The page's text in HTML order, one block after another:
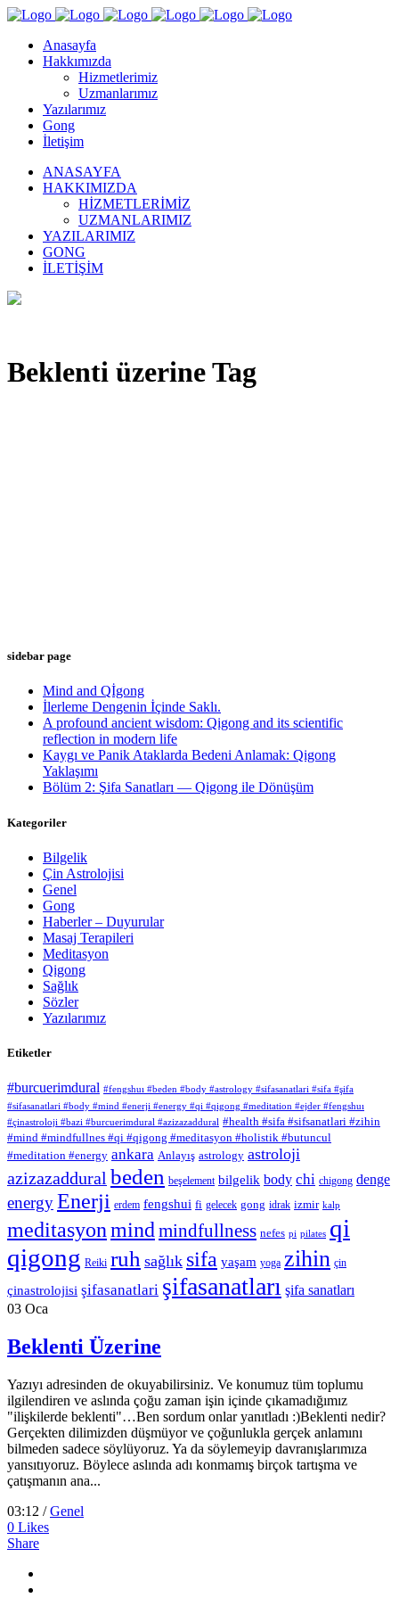
Anasayfa
Hakkımızda
Hizmetlerimiz
Uzmanlarımız
Yazılarımız
Gong
İletişim
ANASAYFA
HAKKIMIZDA
HIZMETLERIMIZ
UZMANLARIMIZ
YAZILARIMIZ
GONG
İLETIŞIM
Beklenti üzerine Tag
sidebar page
Mind and Qİgong
İlerleme Dengenin İçinde Saklı.
A profound ancient wisdom: Qigong and its scientific
reflection in modern life
Kaygı ve Panik Ataklarda Bedeni Anlamak: Qigong
Yaklaşımı
Bölüm 2: Şifa Sanatları — Qigong ile Dönüşüm
Kategoriler
Bilgelik
Çin Astrolojisi
Genel
Gong
Haberler – Duyurular
Masaj Terapileri
Meditasyon
Qigong
Sağlık
Sözler
Yazılarımız
Etiketler
#burcuerimdural #fengshuı #beden #body #astrology #sifasanatlari #sifa #şifa
#sifasanatlari #body #mind #enerji #energy #qi #qigong #meditation #ejder #fengshuı
#çinastroloji #bazi #burcuerimdural #azizazaddural #health #sifa #sifsanatlari #zihin
#mind #mindfullnes #qi #qigong #meditasyon #holistik #butuncul
#meditation #energy ankara Anlayış astrology astroloji
azizazaddural beden beşelement bilgelik body chi chigong denge
energyEnerji erdem fengshui fi gelecek gong idrak izmir kalp
meditasyonmind mindfullness nefes pi pilates qi
qigong Reiki ruh sağlık sifa yaşam yoga zihin çin
çinastrolojisi şifasanatlari şifasanatları şifa sanatları
03 Oca
Beklenti Üzerine
Yazıyı adresinden de okuyabilirsiniz. Ve konumuz tüm toplumu
ilgilendiren ve aslında çoğu zaman işin içinde çıkamadığımız
"ilişkilerde beklenti"…Ben sordum onlar yanıtladı :)Beklenti nedir?
Gerçekten dilimizden düşmüyor ve çoğunlukla gerçek anlamını
bilmeden sadece söylüyoruz. Ya da söylemeyip davranışlarımıza
yansıtıyoruz. Böylece aslında adı konmamış birçok tartışma ve
çatışmanın ana...
03:12 /Genel
0 Likes
Share